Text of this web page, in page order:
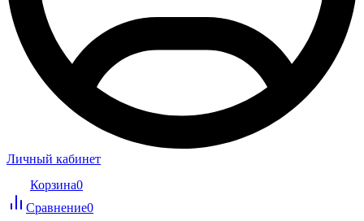
Личный кабинет
Корзина0
Сравнение0